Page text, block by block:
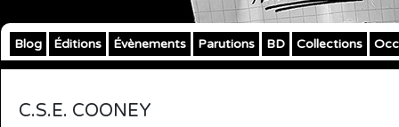
Blog Éditions Évènements Parutions BD Collections
C.S.E. COONEY